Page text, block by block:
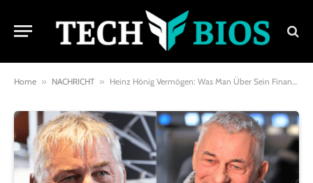
Home » NACHRICHT » Heinz Hönig Vermögen: Was Man Über Sein Finanzielles Vermächtnis Wissen Sollte